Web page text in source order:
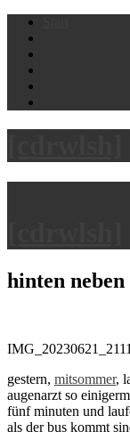
Skip
content
hinten
gestern, mitsommer,
augenarzt so
fünf minuten und
als der bus kommt